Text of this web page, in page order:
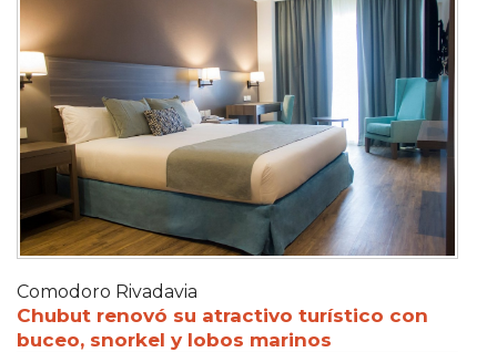
Comodoro Rivadavia
Chubut renovó su atractivo turístico con
buceo, snorkel y lobos marinos